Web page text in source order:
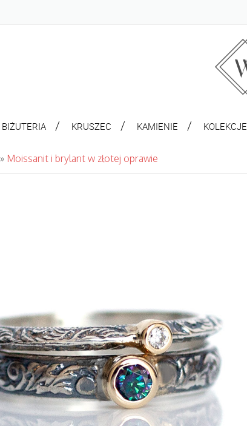
BIŻUTERIA KRUSZEC KAMIENIE KOLEKCJE
» Moissanit i brylant w złotej oprawie